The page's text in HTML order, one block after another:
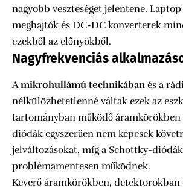
nagyobb veszteséget jelentene.
meghajtók és DC-DC konverterek
ezekből az előnyökből.
Nagyfrekvenciás
Amikrohullámú technikában és a
nélkülözhetetlenné váltak ezek az
tartományban működő áramkörökben
diódák egyszerűen nem képesek
jelváltozásokat, míg a Schottky-diódák
problémamentesen működnek.
Keverő áramkörökben, detektorokban